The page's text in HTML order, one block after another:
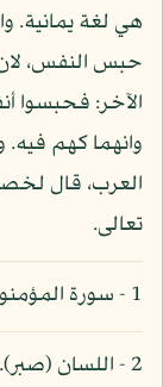
هي لغة يمانية.
حبس النفس،
الآخر: فحبسوا
وانهما كهم
العرب، قال
تعالى.
1 - سورة المؤمنون آية: 108 - 109.
2 - اللسان